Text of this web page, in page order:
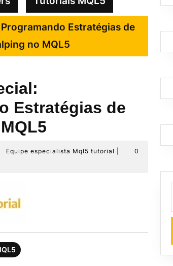
Estratégias de
no MQL5
Estratégias de
Equipe especialista Mql5 tutorial
Equipe
0